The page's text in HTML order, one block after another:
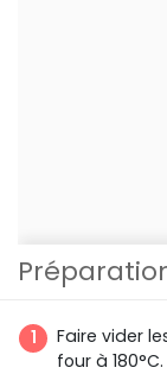
Faire vider
four à 180°C.